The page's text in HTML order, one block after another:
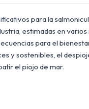
para la
estimadas en varios
para el
y sostenibles, el
el piojo de mar.